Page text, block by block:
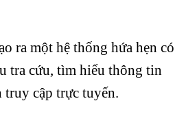
ra một hệ thống hứa hẹn có
tra cứu, tìm hiểu thông tin
truy cập trực tuyến.